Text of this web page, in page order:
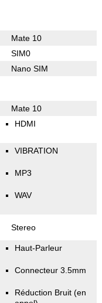
Mate 10
SIM0
Nano SIM
Mate 10
HDMI
VIBRATION
MP3
WAV
Stereo
Haut-Parleur
Connecteur 3.5mm
Réduction Bruit (en